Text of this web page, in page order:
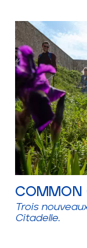
COMMON
Trois
Citadelle.